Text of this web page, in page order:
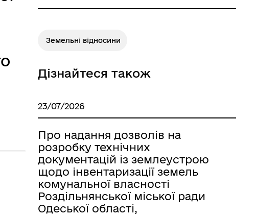
Земельні відносини
Дізнайтеся також
23/07/2026
Про надання дозволів на
розробку технічних
документацій із землеустрою
щодо інвентаризації земель
комунальної власності
Роздільнянської міської ради
Одеської області,